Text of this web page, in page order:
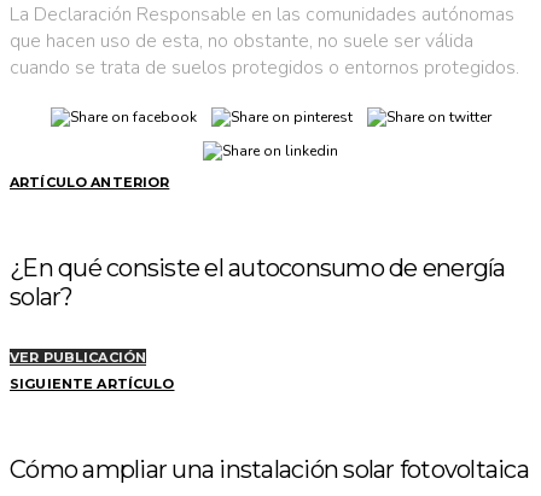
La Declaración Responsable en las comunidades autónomas
que hacen uso de esta, no obstante, no suele ser válida
cuando se trata de suelos protegidos o entornos protegidos.
ARTÍCULO ANTERIOR
¿En qué consiste el autoconsumo de energía
solar?
VER PUBLICACIÓN
SIGUIENTE ARTÍCULO
Cómo ampliar una instalación solar fotovoltaica